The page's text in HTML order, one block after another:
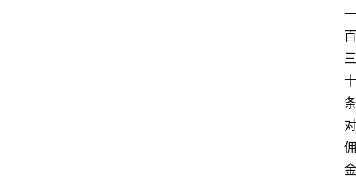
一
百
三
十
条
对
佣
金